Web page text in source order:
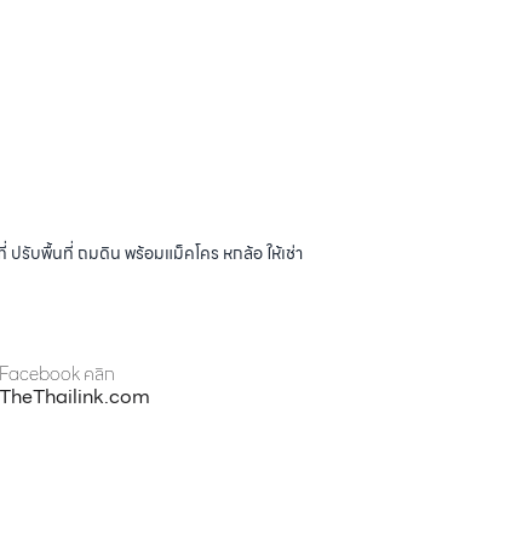
ปรับพื้นที่ ถมดิน พร้อมแม็คโคร หกล้อ ให้เช่า
Facebook คลิก
TheThailink.com